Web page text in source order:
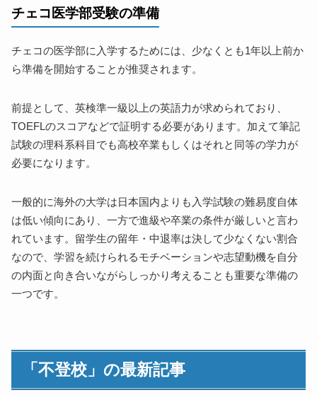
チェコ医学部受験の準備
チェコの医学部に入学するためには、少なくとも1年以上前か
ら準備を開始することが推奨されます。
前提として、英検準一級以上の英語力が求められており、
TOEFLのスコアなどで証明する必要があります。加えて筆記
試験の理科系科目でも高校卒業もしくはそれと同等の学力が
必要になります。
一般的に海外の大学は日本国内よりも入学試験の難易度自体
は低い傾向にあり、一方で進級や卒業の条件が厳しいと言わ
れています。留学生の留年・中退率は決して少なくない割合
なので、学習を続けられるモチベーションや志望動機を自分
の内面と向き合いながらしっかり考えることも重要な準備の
一つです。
「不登校」の最新記事